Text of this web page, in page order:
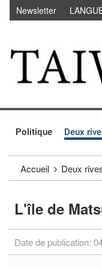
Passer au contenu principal
Newsletter
Politique Deux
Accueil Deux
L'île de
Date de publication: